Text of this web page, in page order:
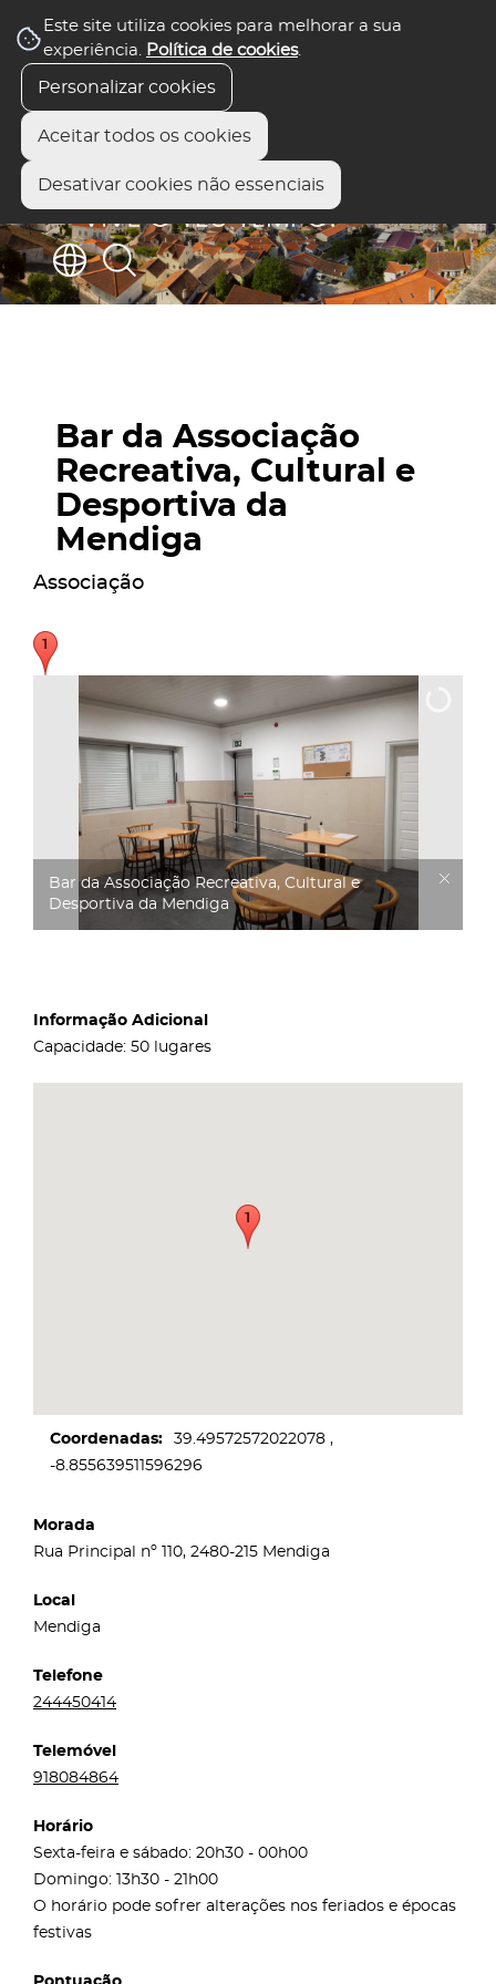
Este site utiliza cookies para melhorar a sua
experiência. Política de cookies.
Personalizar cookies
Aceitar todos os cookies
Desativar cookies não essenciais
Bar da Associação
Recreativa, Cultural e
Desportiva da
Mendiga
Associação
Bar da Associação Recreativa, Cultural e
Desportiva da Mendiga
Informação Adicional
Capacidade: 50 lugares
Coordenadas
39.49572572022078
-8.855639511596296
Morada
Rua Principal nº 110, 2480-215 Mendiga
Local
Mendiga
Telefone
244450414
Telemóvel
918084864
Horário
Sexta-feira e sábado: 20h30 - 00h00
Domingo: 13h30 - 21h00
O horário pode sofrer alterações nos feriados e épocas
festivas